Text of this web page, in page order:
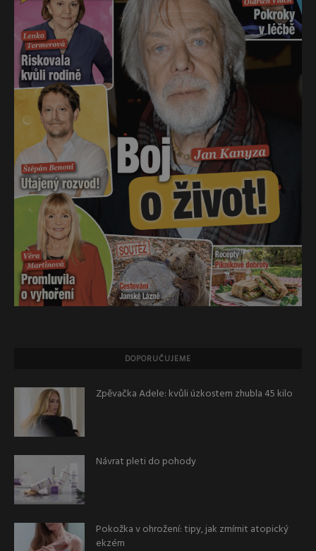
DOPORUČUJEME
Zpěvačka Adele: kvůli úzkostem zhubla 45 kilo
Návrat pleti do pohody
Pokožka v ohrožení: tipy, jak zmírnit atopický
ekzém